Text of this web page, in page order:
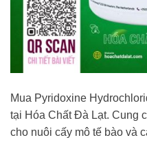
Mua Pyridoxine
tại Hóa Chất Đà Lạt. Cung
cho nuôi cấy mô tế bào và